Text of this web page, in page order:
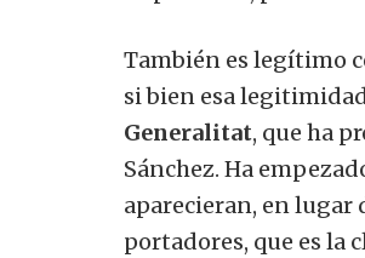
También es legítimo
si bien esa
Generalitat, que ha
Sánchez. Ha
aparecieran, en lugar
portadores, que es la